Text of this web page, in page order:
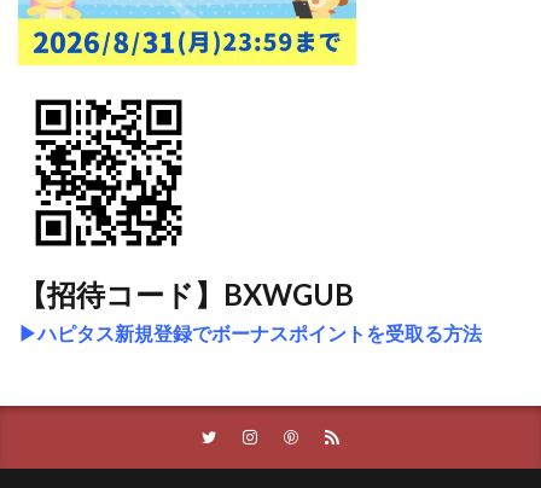
【招待コード】BXWGUB
▶ハピタス新規登録でボーナスポイントを受取る方法